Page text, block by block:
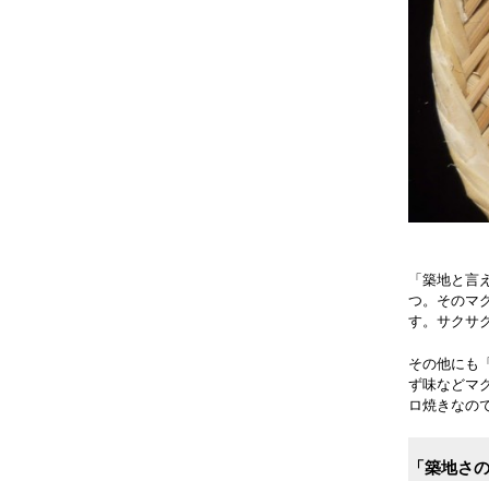
「築地と
つ。そのマ
す。サクサ
その他にも
ず味などマ
ロ焼きなの
「築地さ